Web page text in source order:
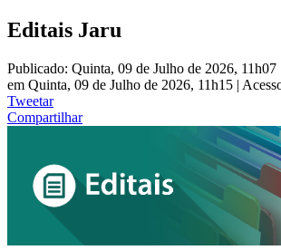
Editais Jaru
Publicado: Quinta, 09 de Julho de 2026, 11h07
em Quinta, 09 de Julho de 2026, 11h15 |
Tweetar
Compartilhar